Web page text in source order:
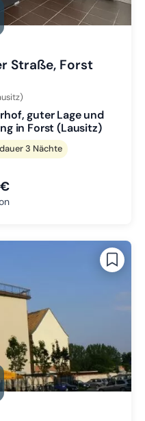
Slide 1 wechseln
Slide 2 wechseln
Slide 3 wechseln
Straße, Forst
guter Lage und
in Forst (Lausitz)
3 Nächte
Slide 1 wechseln
Slide 2 wechseln
Slide 3 wechseln